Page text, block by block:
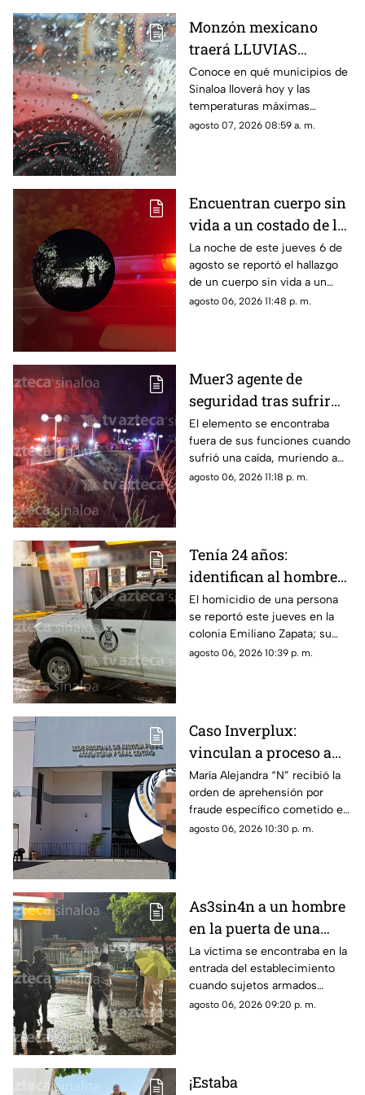
Monzón mexicano
traerá LLUVIAS
FUERTES para Sinaloa
HOY: conoce en qué
municipios
Conoce en qué municipios de
Sinaloa lloverá hoy y las
temperaturas máximas
esperadas: este es el
agosto 07, 2026 08:59 a. m.
Encuentran cuerpo sin
vida a un costado de la
carretera Culiacán-
Eldorado, en Costa Rica
La noche de este jueves 6 de
agosto se reportó el hallazgo
de un cuerpo sin vida a un
costado de la carretera: estaba
agosto 06, 2026 11:48 p. m.
Muer3 agente de
seguridad tras sufrir
caíd4 desde el Paseo
del Centenario, en
Mazatlán
El elemento se encontraba
fuera de sus funciones cuando
sufrió una caída, muriendo a
causa de múltiples golpes
agosto 06, 2026 11:18 p. m.
Tenía 24 años:
identifican al hombre
as3sin4do en tienda de
conveniencia al sur de
Culiacán
El homicidio de una persona
se reportó este jueves en la
colonia Emiliano Zapata; su
cuerpo quedó justo en la
agosto 06, 2026 10:39 p. m.
Caso Inverplux:
vinculan a proceso a
Isaac Andrey “N” y
detienen a segunda
implicada en
megafraude
María Alejandra “N” recibió la
orden de aprehensión por
fraude específico cometido en
Sinaloa, mientras que el primer
agosto 06, 2026 10:30 p. m.
As3sin4n a un hombre
en la puerta de una
tienda de conveniencia
en la Emiliano Zapata,
Culiacán
La víctima se encontraba en la
entrada del establecimiento
cuando sujetos armados
abrieron fuego contra él
agosto 06, 2026 09:20 p. m.
¡Estaba